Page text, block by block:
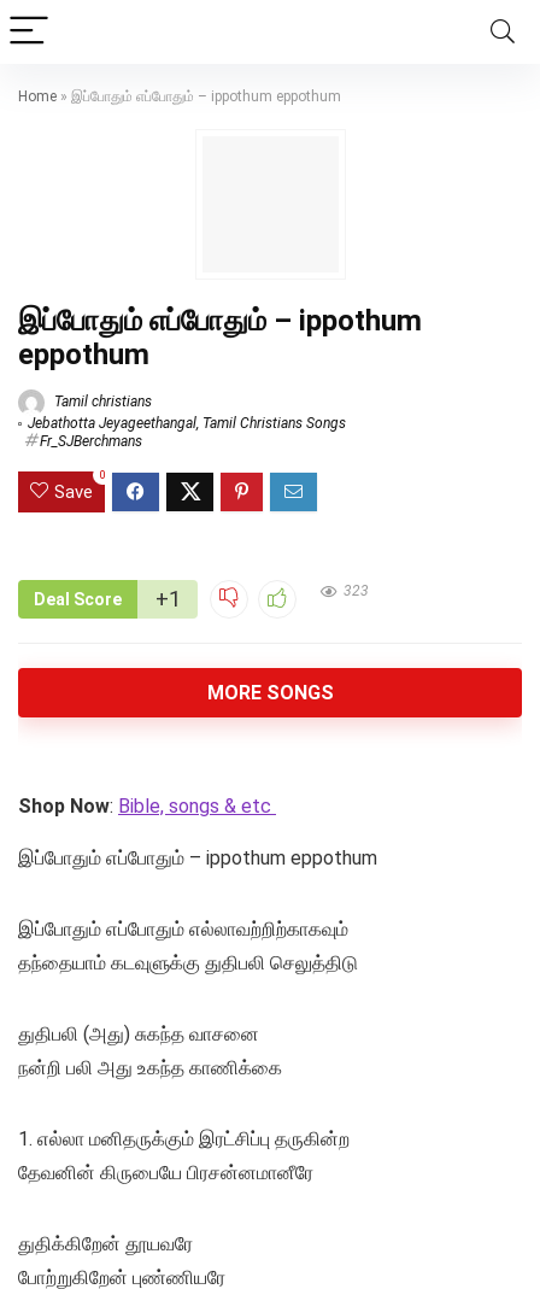
Home » இப்போதும் எப்போதும் – ippothum eppothum
இப்போதும் எப்போதும் – ippothum
eppothum
Tamil christians
Jebathotta Jeyageethangal, Tamil Christians Songs
Fr_SJBerchmans
Save
0
Deal Score +1 323
MORE SONGS
Shop Now: Bible, songs & etc
இப்போதும் எப்போதும் – ippothum eppothum
இப்போதும் எப்போதும் எல்லாவற்றிற்காகவும்
தந்தையாம் கடவுளுக்கு துதிபலி செலுத்திடு
துதிபலி (அது) சுகந்த வாசனை
நன்றி பலி அது உகந்த காணிக்கை
1. எல்லா மனிதருக்கும் இரட்சிப்பு தருகின்ற
தேவனின் கிருபையே பிரசன்னமானீரே
துதிக்கிறேன் தூயவரே
போற்றுகிறேன் புண்ணியரே